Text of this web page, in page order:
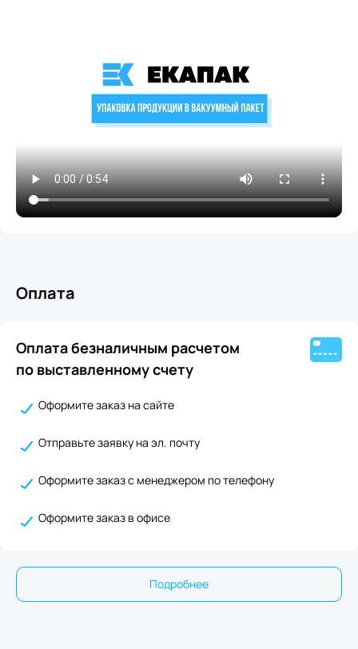
Оплата
Оплата безналичным расчетом
по выставленному счету
Оформите заказ на сайте
Отправьте заявку на эл. почту
Оформите заказ с менеджером по телефону
Оформите заказ в офисе
Подробнее